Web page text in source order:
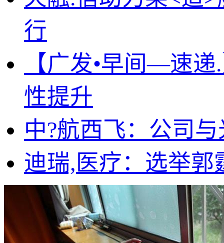
行
【广发•早间—速
性提升
中?航西飞：公司
迪瑞,医疗：选举